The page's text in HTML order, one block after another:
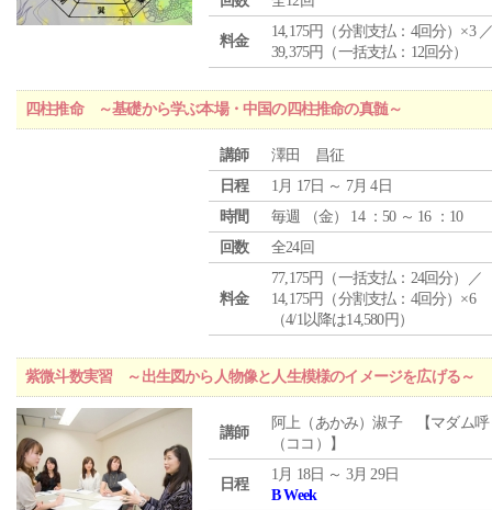
料金
14,175円（分割支払：4回分）×3
39,375円（一括支払：12回分）
四柱推命 ～基礎から学ぶ本場・中国の四柱推命の真髄～
講師
澤田 昌征
日程
1月 17日 ～ 7月 4日
時間
毎週 （金） 14 ：50 ～ 16 ：10
回数
全24回
料金
77,175円（一括支払：24回分）／
14,175円（分割支払：4回分）×6
（4/1以降は14,580円）
紫微斗数実習 ～出生図から人物像と人生模様のイメージを広げる～
講師
阿上（あかみ）淑子 【マダム呼
（ココ）】
日程
1月 18日 ～ 3月 29日
B Week